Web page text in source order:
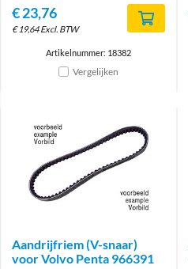
€23,76
€19,64 Excl. BTW
Artikelnummer: 18382
Vergelijken
Aandrijfriem (V-snaar)
voor Volvo Penta 966391